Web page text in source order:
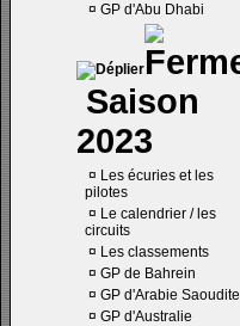
¤ GP d'Abu Dhabi
Saison
2023
¤ Les écuries et les
pilotes
¤ Le calendrier / les
circuits
¤ Les classements
¤ GP de Bahrein
¤ GP d'Arabie Saoudite
¤ GP d'Australie